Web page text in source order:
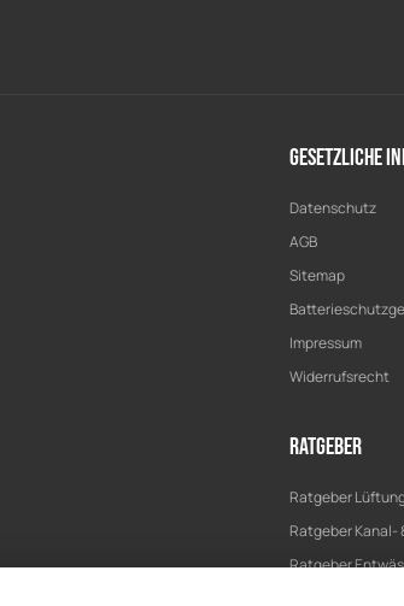
Gesetzliche
Datenschutz
AGB
Sitemap
Impressum
Widerrufsrecht
Ratgeber
Ratgeber
Ratgeber Kanal-
Ratgeber